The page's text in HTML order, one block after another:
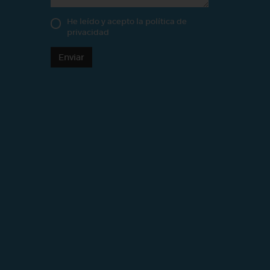
He leído y acepto la política de
privacidad
Enviar